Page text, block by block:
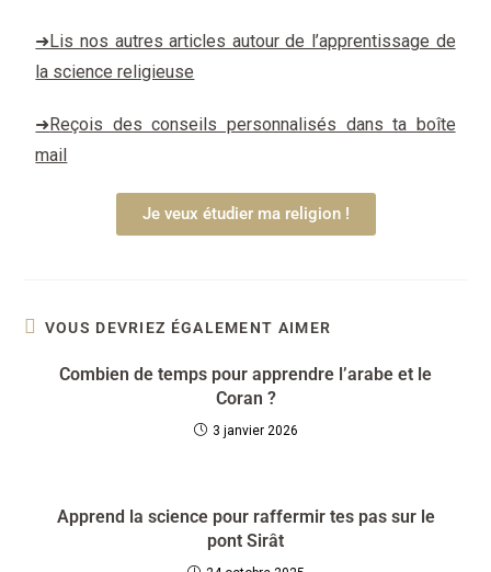
➜Lis nos autres articles autour de l’apprentissage de
la science religieuse
➜Reçois des conseils personnalisés dans ta boîte
mail
Je veux étudier ma religion !
VOUS DEVRIEZ ÉGALEMENT AIMER
Combien de temps pour apprendre l’arabe et le
Coran ?
3 janvier 2026
Apprend la science pour raffermir tes pas sur le
pont Sirât